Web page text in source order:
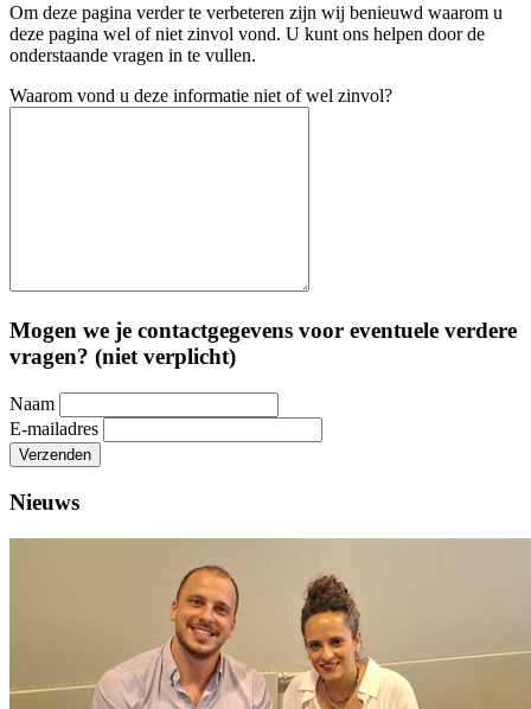
Om deze pagina verder te verbeteren zijn wij benieuwd waarom u
deze pagina wel of niet zinvol vond. U kunt ons helpen door de
onderstaande vragen in te vullen.
Waarom vond u deze informatie niet of wel zinvol?
Mogen we je contactgegevens voor eventuele verdere
vragen? (niet verplicht)
Naam
E-mailadres
Verzenden
Nieuws